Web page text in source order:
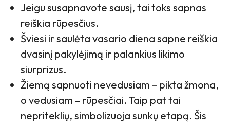
Jeigu susapnavote sausį, tai toks sapnas
reiškia rūpesčius.
Šviesi ir saulėta vasario diena sapne reiškia
dvasinį pakylėjimą ir palankius likimo
siurprizus.
Žiemą sapnuoti nevedusiam – pikta žmona,
o vedusiam – rūpesčiai. Taip pat tai
nepriteklių, simbolizuoja sunkų etapą. Šis